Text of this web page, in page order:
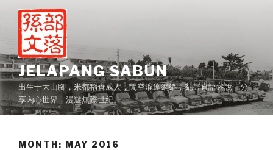
content
JELAPANG SABUN
出生于大山腳，米都稻倉成人，閒空溜達網絡，亂言直語述說，分
享內心世界，漫遊無際世紀。
MONTH: MAY 2016